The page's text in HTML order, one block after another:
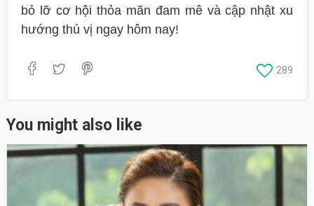
bỏ lỡ cơ hội thỏa mãn đam mê và cập nhật xu
hướng thú vị ngay hôm nay!
289
You might also like